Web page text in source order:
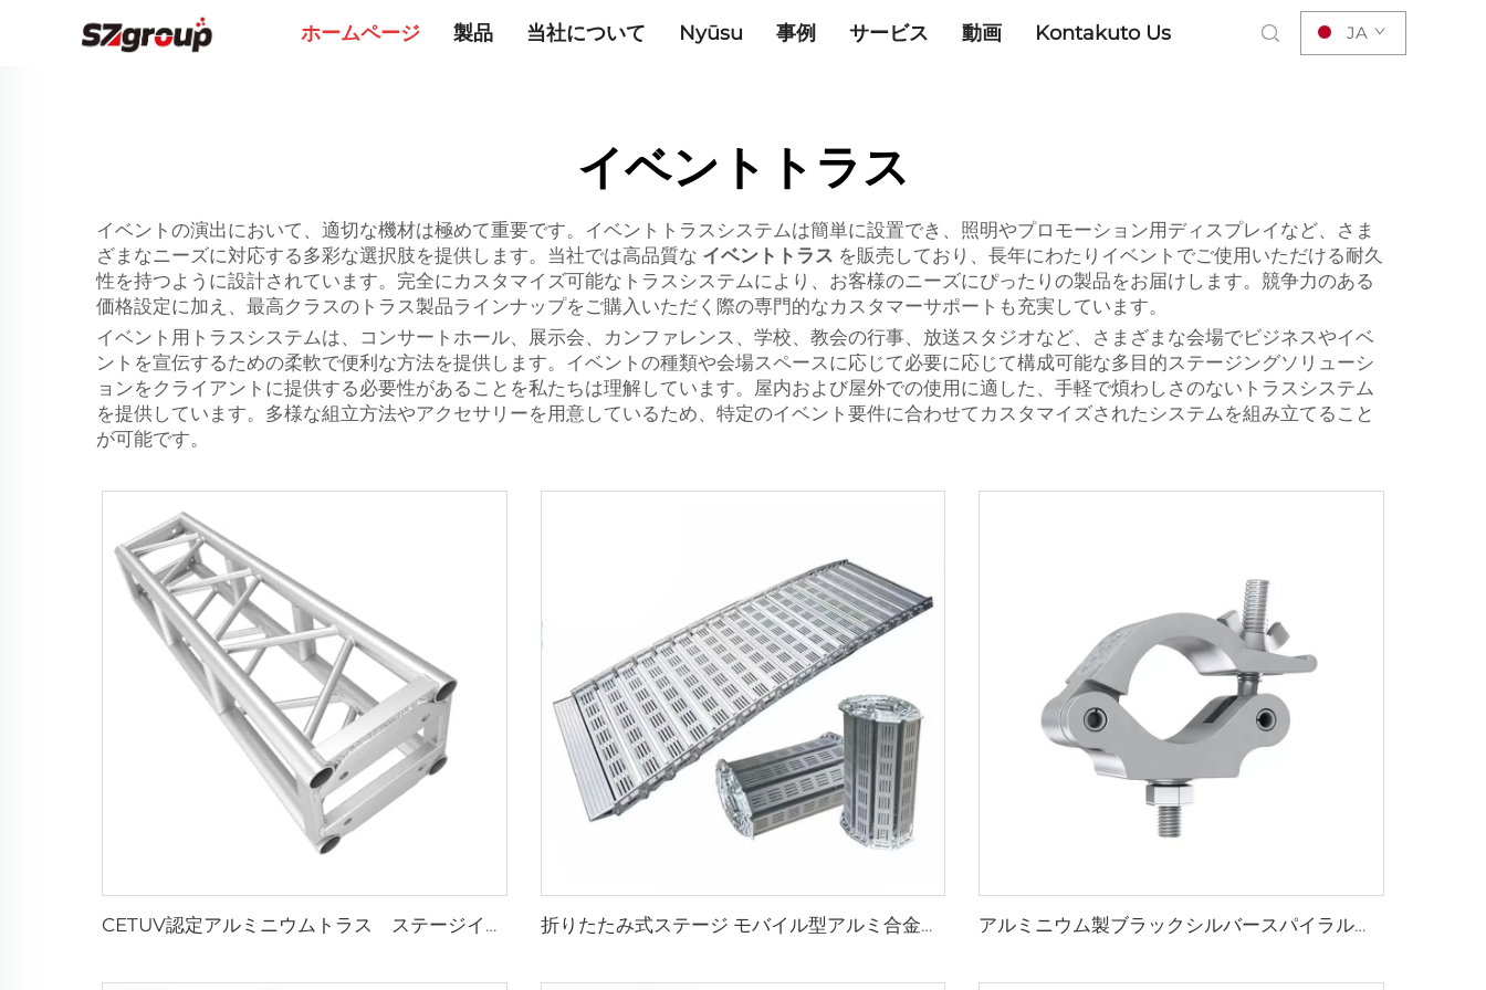
ホームページ 製品 当社について Nyūsu 事例 サービス 動画 Kontakuto Us JA
イベントトラス
イベントの演出において、適切な機材は極めて重要です。イベントトラスシステムは簡単に設置でき、照明やプロモーション用ディスプレイなど、さま
ざまなニーズに対応する多彩な選択肢を提供します。当社では高品質な イベントトラス を販売しており、長年にわたりイベントでご使用いただける耐久
性を持つように設計されています。完全にカスタマイズ可能なトラスシステムにより、お客様のニーズにぴったりの製品をお届けします。競争力のある
価格設定に加え、最高クラスのトラス製品ラインナップをご購入いただく際の専門的なカスタマーサポートも充実しています。
イベント用トラスシステムは、コンサートホール、展示会、カンファレンス、学校、教会の行事、放送スタジオなど、さまざまな会場でビジネスやイベ
ントを宣伝するための柔軟で便利な方法を提供します。イベントの種類や会場スペースに応じて必要に応じて構成可能な多目的ステージングソリューシ
ョンをクライアントに提供する必要性があることを私たちは理解しています。屋内および屋外での使用に適した、手軽で煩わしさのないトラスシステム
を提供しています。多様な組立方法やアクセサリーを用意しているため、特定のイベント要件に合わせてカスタマイズされたシステムを組み立てること
が可能です。
CETUV認定アルミニウムトラス ステージイベントに最適な簡単組立ボルトトラス 折りたたみ式ステージ モバイル型アルミ合金活動用折りたたみステージ 段差解消スロープ付き アルミニウム製ブラックシルバースパイラルチューブトラスカップラーフィクスチャーディスプレイトラスシステムアルミニウムクランプ